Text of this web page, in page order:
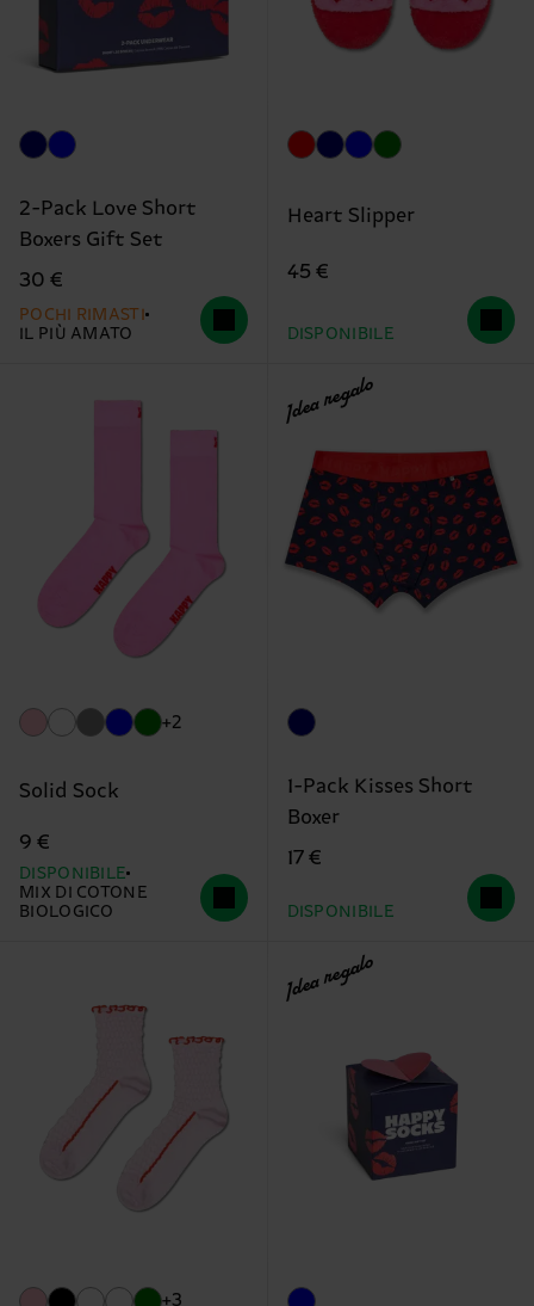
2-Pack Love Short
Boxers Gift Set
30 €
POCHI RIMASTI
IL PIÙ AMATO
Heart Slipper
45 €
DISPONIBILE
+2
Solid Sock
9 €
DISPONIBILE
MIX DI COTONE
BIOLOGICO
Idea regalo
1-Pack Kisses Short
Boxer
17 €
DISPONIBILE
+3
Idea regalo